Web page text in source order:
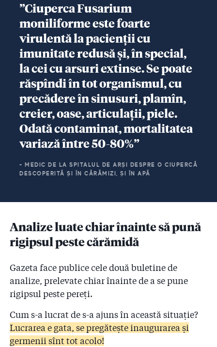
”Ciuperca Fusarium
moniliforme este foarte
virulentă la pacienții cu
imunitate redusă și, în special,
la cei cu arsuri extinse. Se poate
răspîndi în tot organismul, cu
precădere în sinusuri, plamîn,
creier, oase, articulații, piele.
Odată contaminat, mortalitatea
variază între 50-80%”
- MEDIC DE LA SPITALUL DE ARȘI DESPRE O CIUPERCĂ
DESCOPERITĂ ȘI ÎN CĂRĂMIZI, ȘI ÎN APĂ
Analize luate chiar înainte să pună
rigipsul peste cărămidă
Gazeta face publice cele două buletine de
analize, prelevate chiar înainte de a se pune
rigipsul peste pereți.
Cum s-a lucrat de s-a ajuns în această situație?
Lucrarea e gata, se pregătește inaugurarea și
germenii sînt tot acolo!